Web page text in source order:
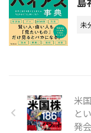
未
米
と
発